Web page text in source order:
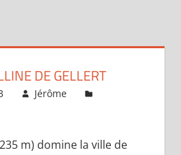
DE GELLERT
Jérôme
m) domine la ville de